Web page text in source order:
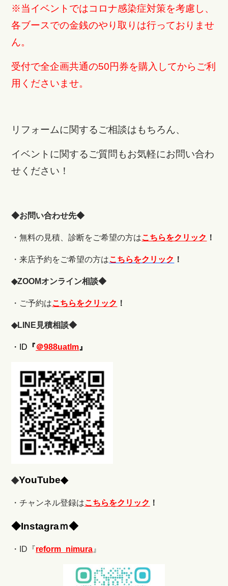
※当イベントではコロナ感染症対策を考慮し、
各ブースでの金銭のやり取りは行っておりませ
ん。
受付で全企画共通の50円券を購入してからご利
用くださいませ。
リフォームに関するご相談はもちろん、
イベントに関するご質問もお気軽にお問い合わ
せください！
◆お問い合わせ先◆
・無料の見積、診断をご希望の方はこちらをクリック ！
・来店予約をご希望の方はこちらをクリック ！
◆ZOOMオンライン相談◆
・ご予約はこちらをクリック ！
◆LINE見積相談◆
・ID 『＠988uatlm 』
◆YouTube◆
・チャンネル登録はこちらをクリック ！
◆Instagraｍ◆
・ID『reform_nimura 』